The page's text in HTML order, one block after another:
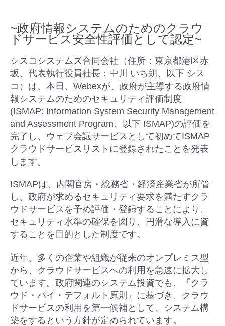
~政府情報システムのためのクラウ
ドサービス安全性評価として認定~
シスコシステムズ合同会社（住所：東京都港区赤
坂、代表執行役員社長：中川 いち朗、以下 シス
コ）は、本日、Webexが、政府が主導する政府情
報システムのためのセキュリティ評価制度
(ISMAP: Information System Security Management
and Assessment Program、以下 ISMAP)の評価を
完了し、ウェブ会議サービスとして初めてISMAP
クラウドサービスリストに登録されたことを発表
します。
ISMAPは、内閣官房・総務省・経済産業省が所管
し、政府が求めるセキュリティ要求を満たすクラ
ウドサービスを予め評価・登録することにより、
セキュリティ水準の確保を図り、円滑な導入に資
することを目的とした制度です。
近年、多くの企業や組織が従来のオンプレミス型
から、クラウドサービスへの利用を急速に拡大し
ています。政府関連のシステム投資でも、『クラ
ウド・バイ・デフォルト原則』に基づき、クラウ
ドサービスの利用を第一候補として、システム構
築をするという方針が定められています。